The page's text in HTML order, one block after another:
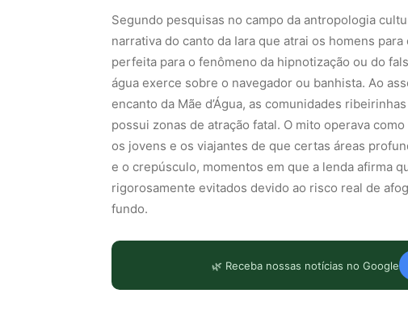
Segundo pesquisas no campo da antropologia
narrativa do canto da Iara que atrai os homens
perfeita para o fenômeno da hipnotização ou do
água exerce sobre o navegador ou banhista. Ao
encanto da Mãe d’Água, as comunidades
possui zonas de atração fatal. O mito operava
os jovens e os viajantes de que certas áreas
e o crepúsculo, momentos em que a lenda afirma
rigorosamente evitados devido ao risco real de
fundo.
🌿 Receba nossas notícias no Google